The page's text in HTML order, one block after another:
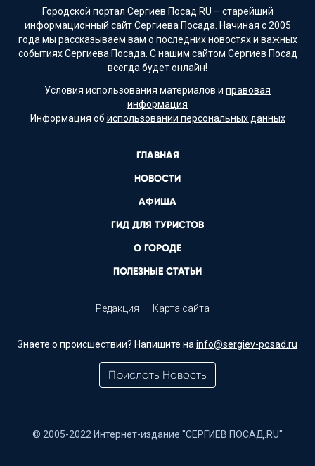
Городской портал Сергиев Посад.RU – старейший
информационный сайт Сергиева Посада. Начиная с 2005
года мы рассказываем вам о последних новостях и важных
событиях Сергиева Посада. С нашим сайтом Сергиев Посад
всегда будет онлайн!
Условия использования материалов и правовая
информация
Информация об использовании персональных данных
ГЛАВНАЯ
НОВОСТИ
АФИША
ГИД ДЛЯ ТУРИСТОВ
О ГОРОДЕ
ПОЛЕЗНЫЕ СТАТЬИ
Редакция Карта сайта
Знаете о происшествии? Напишите на info@sergiev-posad.ru
Прислать Новость
© 2005-2022 Интернет-издание "СЕРГИЕВ ПОСАД.RU"